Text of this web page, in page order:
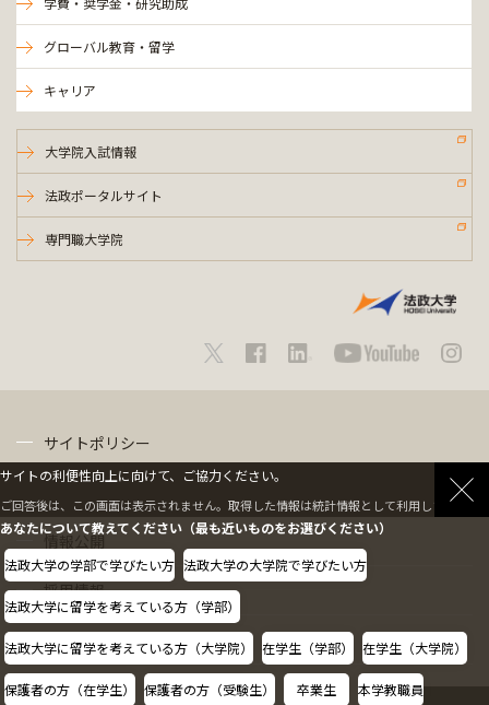
グローバル教育・留学
キャリア
大学院入試情報
法政ポータルサイト
専門職大学院
サイトポリシー
情報公開
採用情報
教職員の方へ
サイトの利便性向上に向けて、ご協力ください。
ご回答後は、この画面は表示されません。取得した情報は統計情報として利用します。
あなたについて教えてください（最も近いものをお選びください）
法政大学の学部で学びたい方 法政大学の大学院で学びたい方
法政大学に留学を考えている方（学部）
法政大学に留学を考えている方（大学院） 在学生（学部） 在学生（大学院）
保護者の方（在学生） 保護者の方（受験生） 卒業生 本学教職員